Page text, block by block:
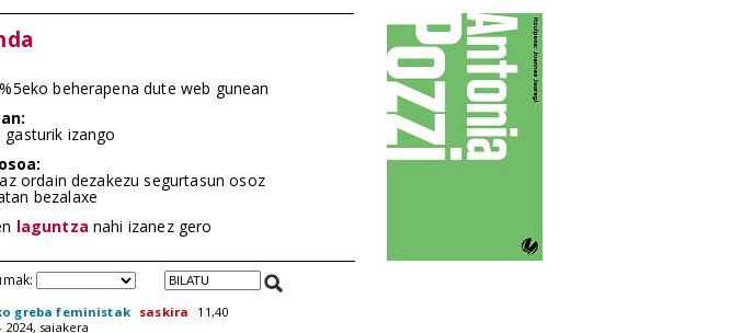
beherapena dute web gunean
izango
ordain dezakezu segurtasun osoz
bezalaxe
laguntza nahi izanez gero
greba feministak saskira
11,40
2024, saiakera